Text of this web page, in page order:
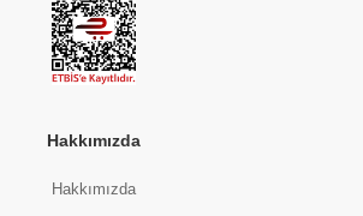
Hakkımızda
Hakkımızda